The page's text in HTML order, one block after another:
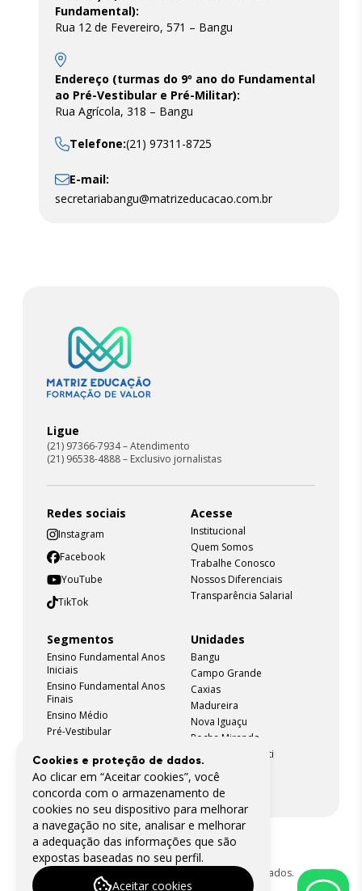
Cookies e proteção de dados.
Ao clicar em “Aceitar cookies”, você
concorda com o armazenamento de
cookies no seu dispositivo para melhorar
a navegação no site, analisar e melhorar
a adequação das informações que são
expostas baseadas no seu perfil.
Aceitar cookies
Fundamental):
Rua 12 de Fevereiro, 571 – Bangu
Endereço (turmas do 9º ano do Fundamental
ao Pré-Vestibular e Pré-Militar):
Rua Agrícola, 318 – Bangu
Telefone:(21) 97311-8725
E-mail:
secretariabangu@matrizeducacao.com.br
Ligue
(21) 97366-7934 – Atendimento
(21) 96538-4888 – Exclusivo jornalistas
Redes sociais
Instagram
Facebook
YouTube
TikTok
Acesse
Institucional
Quem Somos
Trabalhe Conosco
Nossos Diferenciais
Transparência Salarial
Segmentos
Ensino Fundamental Anos
Iniciais
Ensino Fundamental Anos
Finais
Ensino Médio
Pré-Vestibular
Unidades
Bangu
Campo Grande
Caxias
Madureira
Nova Iguaçu
Rocha Miranda
São João de Meriti
Taquara
@ Copyright 2025 Todos os Direitos Reservados.